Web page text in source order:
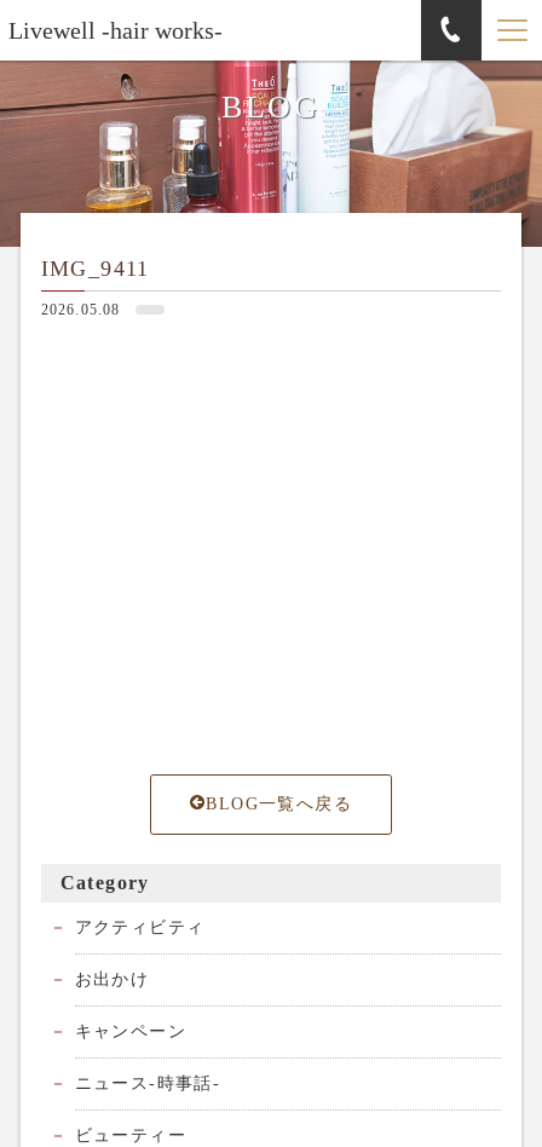
Livewell -hair works-
BLOG
IMG_9411
2026.05.08
BLOG一覧へ戻る
Category
アクティビティ
お出かけ
キャンペーン
ニュース-時事話-
ビューティー